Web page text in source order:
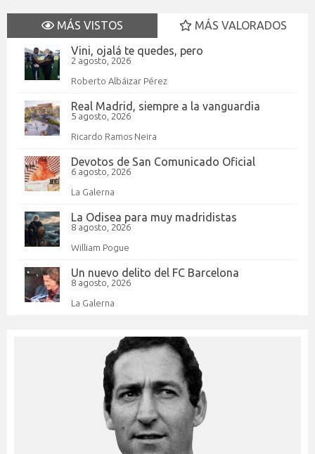
MÁS VISTOS
MÁS VALORADOS
Vini, ojalá te quedes, pero
2 agosto, 2026
Roberto Albáizar Pérez
Real Madrid, siempre a la vanguardia
5 agosto, 2026
Ricardo Ramos Neira
Devotos de San Comunicado Oficial
6 agosto, 2026
La Galerna
La Odisea para muy madridistas
8 agosto, 2026
William Pogue
Un nuevo delito del FC Barcelona
8 agosto, 2026
La Galerna